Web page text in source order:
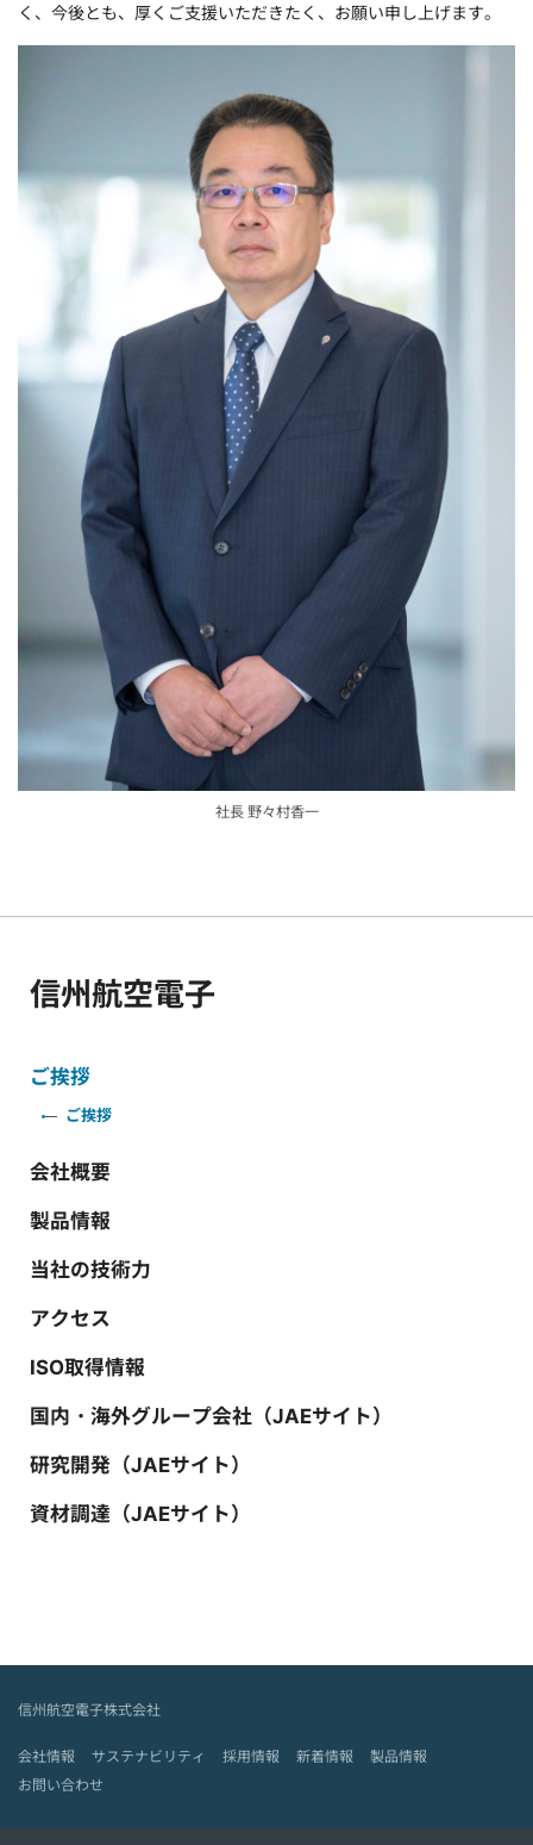
く、今後とも、厚くご支援いただきたく、お願い申し上げます。
社長 野々村香一
信州航空電子
ご挨拶
ご挨拶
会社概要
製品情報
当社の技術力
アクセス
ISO取得情報
国内・海外グループ会社（JAEサイト）
研究開発（JAEサイト）
資材調達（JAEサイト）
信州航空電子株式会社
会社情報 サステナビリティ 採用情報 新着情報
製品情報
お問い合わせ